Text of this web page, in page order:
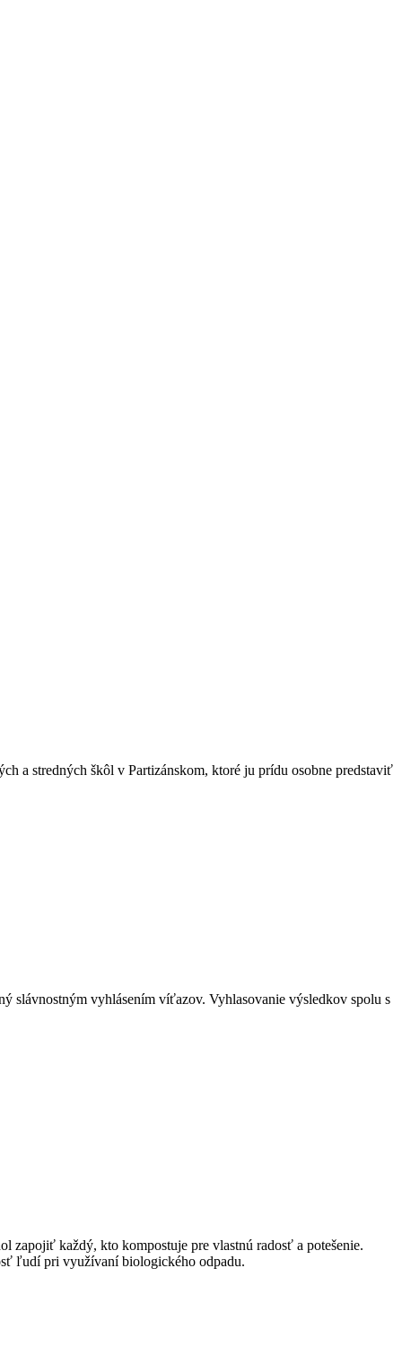
a stredných škôl v Partizánskom, ktoré ju prídu osobne predstaviť
slávnostným vyhlásením víťazov. Vyhlasovanie výsledkov spolu s
zapojiť každý, kto kompostuje pre vlastnú radosť a potešenie.
ľudí pri využívaní biologického odpadu.